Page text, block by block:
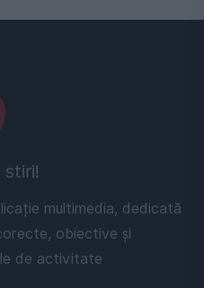
multimedia, dedicată
obiective și
de activitate